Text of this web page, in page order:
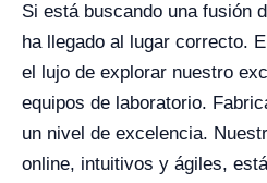
Si está buscando una fusión
ha llegado al lugar correcto.
el lujo de explorar nuestro
equipos de laboratorio.
un nivel de excelencia.
online, intuitivos y ágiles,